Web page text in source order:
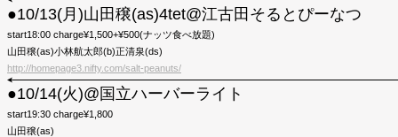
●10/13(月)山田穣(as)4tet@江古田そるとぴーなつ
start18:00 charge¥1,500+¥500(ナッツ食べ放題)
山田穣(as)小林航太郎(b)正清泉(ds)
http://homepage3.nifty.com/salt-peanuts/
●10/14(火)@国立ハーバーライト
start19:30 charge¥1,800
山田穣(as)